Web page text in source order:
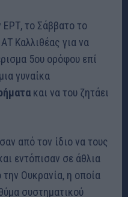
ΕΡΤ, το Σάββατο το
Καλλιθέας για να
5ου ορόφου επί
γυναίκα
και να του ζητάει
από τον ίδιο να τους
εντόπισαν σε άθλια
Ουκρανία, η οποία
συστηματικού